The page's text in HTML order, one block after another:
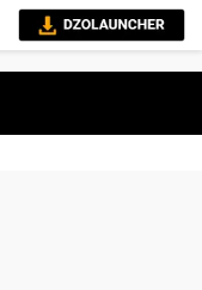
tô PvP sở hữu vật lý siêu